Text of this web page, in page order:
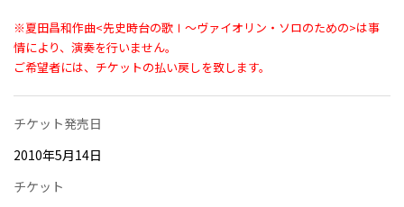
※夏田昌和作曲<先史時台の歌Ⅰ～ヴァイオリン・ソロのための>は事
情により、演奏を行いません。
ご希望者には、チケットの払い戻しを致します。
チケット発売日
2010年5月14日
チケット